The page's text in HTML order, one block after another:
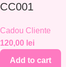
CC001
Cadou Cliente
120,00 lei
Add to cart